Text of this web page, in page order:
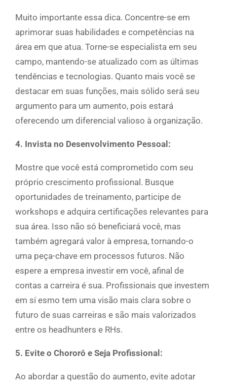
Muito importante essa dica. Concentre-se em
aprimorar suas habilidades e competências na
área em que atua. Torne-se especialista em seu
campo, mantendo-se atualizado com as últimas
tendências e tecnologias. Quanto mais você se
destacar em suas funções, mais sólido será seu
argumento para um aumento, pois estará
oferecendo um diferencial valioso à organização.
4. Invista no Desenvolvimento Pessoal:
Mostre que você está comprometido com seu
próprio crescimento profissional. Busque
oportunidades de treinamento, participe de
workshops e adquira certificações relevantes para
sua área. Isso não só beneficiará você, mas
também agregará valor à empresa, tornando-o
uma peça-chave em processos futuros. Não
espere a empresa investir em você, afinal de
contas a carreira é sua. Profissionais que investem
em sí esmo tem uma visão mais clara sobre o
futuro de suas carreiras e são mais valorizados
entre os headhunters e RHs.
5. Evite o Chororô e Seja Profissional:
Ao abordar a questão do aumento, evite adotar